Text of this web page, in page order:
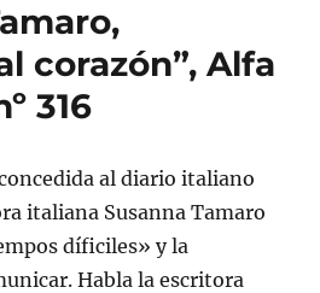
corazón”, Alfa
316
al diario italiano
italiana Susanna Tamaro
díficiles» y la
Habla la escritora